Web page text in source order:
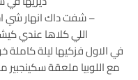
– شفت داك انهار شي
اللي كلاها عندي
في الاول فزكيها ليلة
مع اللوبيا ملعقة